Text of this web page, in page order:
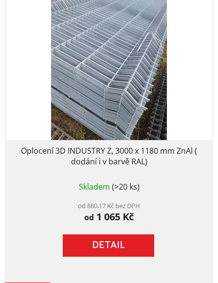
Oplocení 3D INDUSTRY Z, 3000 x 1180 mm ZnAl (
dodání i v barvě RAL)
hodnocení
je
2,5
5
hvězdiček.
Skladem (>20 ks)
od 880,17 Kč bez DPH
od 1 065 Kč
DETAIL